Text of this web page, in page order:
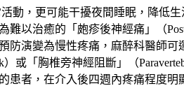
動，更可能干擾夜間睡眠，降低
以治癒的「皰疹後神經痛」（
演變為慢性疼痛，麻醉科醫師
或「胸椎旁神經阻斷」（
者，在介入後四週內疼痛程度